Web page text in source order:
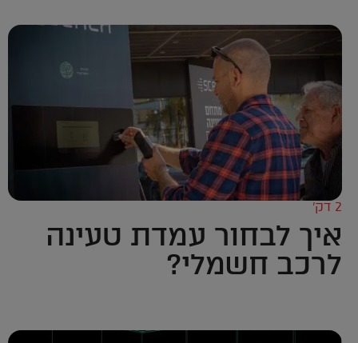
2 דק’
איך לבחור עמדת טעינה
לרכב חשמלי?